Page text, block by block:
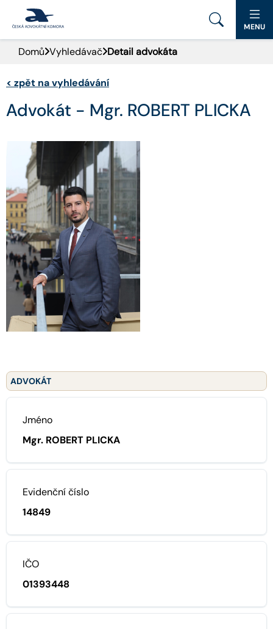
PORTÁL ČAK
DOMŮ
AKTUALITY
DOKUMENTY A FORMULÁŘE
PRO VEŘEJNOST
ADVOKÁTNÍ DENÍK
KONTAKT
MENU
Domů Vyhledávač Detail advokáta
< zpět na vyhledávání
Advokát - Mgr. ROBERT PLICKA
ADVOKÁT
Jméno
Mgr. ROBERT PLICKA
Evidenční číslo
14849
IČO
01393448